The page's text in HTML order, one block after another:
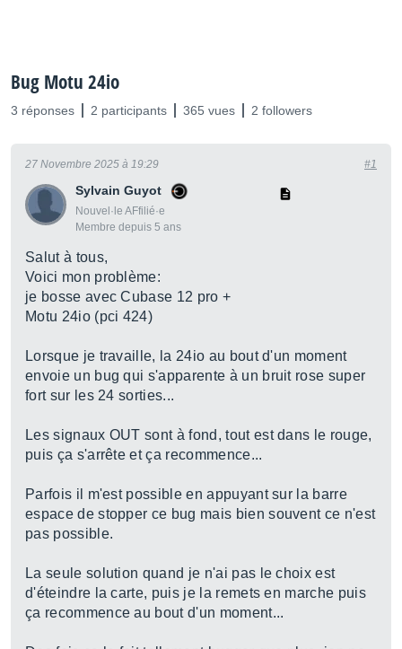
Bug Motu 24io
3 réponses 2 participants 365 vues 2 followers
Sylvain Guyot
Nouvel·le AFfilié·e
Membre depuis 5 ans
27 Novembre 2025 à 19:29 #1
Salut à tous,
Voici mon problème:
je bosse avec Cubase 12 pro +
Motu 24io (pci 424)
Lorsque je travaille, la 24io au bout d'un moment
envoie un bug qui s'apparente à un bruit rose super
fort sur les 24 sorties...
Les signaux OUT sont à fond, tout est dans le rouge,
puis ça s'arrête et ça recommence...
Parfois il m'est possible en appuyant sur la barre
espace de stopper ce bug mais bien souvent ce n'est
pas possible.
La seule solution quand je n'ai pas le choix est
d'éteindre la carte, puis je la remets en marche puis
ça recommence au bout d'un moment...